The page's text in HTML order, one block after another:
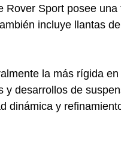
Rover Sport posee una
incluye llantas
la más rígida
y desarrollos de
dinámica y